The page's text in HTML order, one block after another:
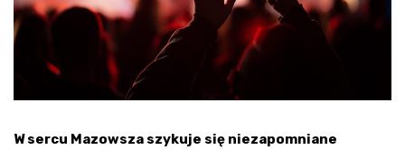
W sercu Mazowsza szykuje się niezapomniane